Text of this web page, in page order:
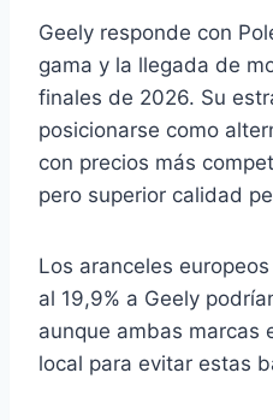
Geely responde con
gama y la llegada de
finales de 2026. Su
posicionarse como
con precios más
pero superior calidad
Los aranceles
al 19,9% a Geely
aunque ambas marcas
local para evitar estas